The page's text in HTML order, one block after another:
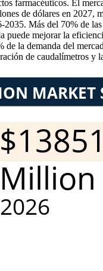
farmacéuticos. El
de dólares en 2027,
Más del 70% de
puede mejorar la
la demanda del
de caudalímetros